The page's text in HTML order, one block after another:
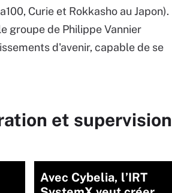
Curie et Rokkasho au Japon).
groupe de Philippe Vannier
d'avenir, capable de se
et supervision
Avec Cybelia, l’IRT